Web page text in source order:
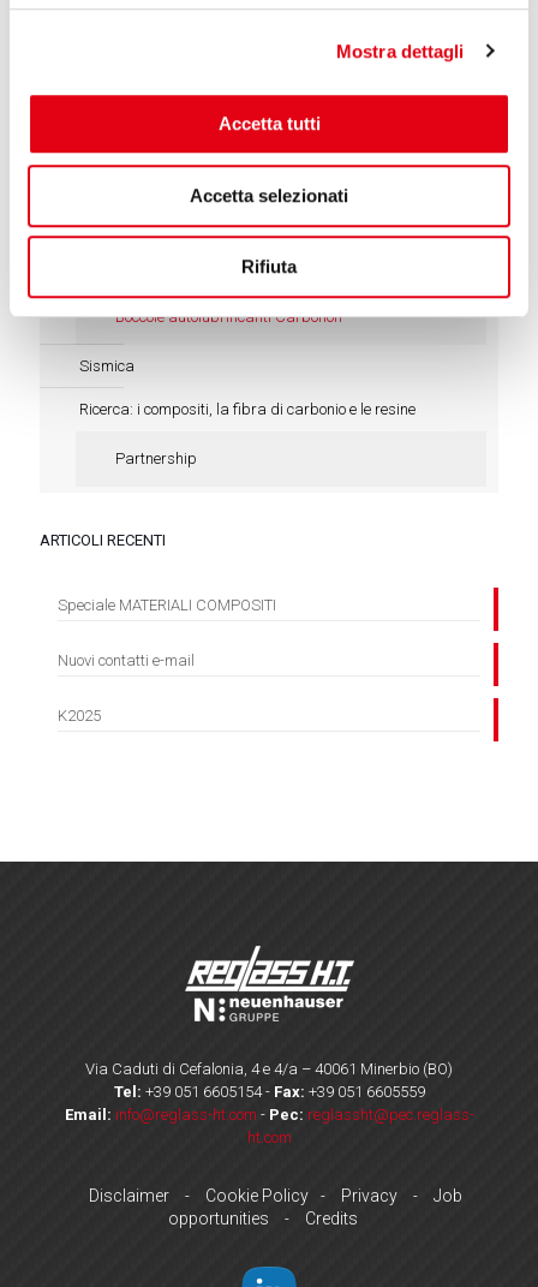
Mostra dettagli
Accetta tutti
Accetta selezionati
Rifiuta
Rulli in carbonio per il converting di film
Rivestimenti per rulli in carbonio
Altre produzioni in composito di carbonio
Boccole autolubrificanti Carboflon
Sismica
Ricerca: i compositi, la fibra di carbonio e le resine
Partnership
ARTICOLI RECENTI
Speciale MATERIALI COMPOSITI
Nuovi contatti e-mail
K2025
Via Caduti di Cefalonia, 4 e 4/a – 40061 Minerbio (BO)
Tel: +39 051 6605154- Fax: +39 051 6605559
Email: info@reglass-ht.com - Pec: reglassht@pec.reglass-
ht.com
Disclaimer - Cookie Policy - Privacy -
Job
opportunities
- Credits